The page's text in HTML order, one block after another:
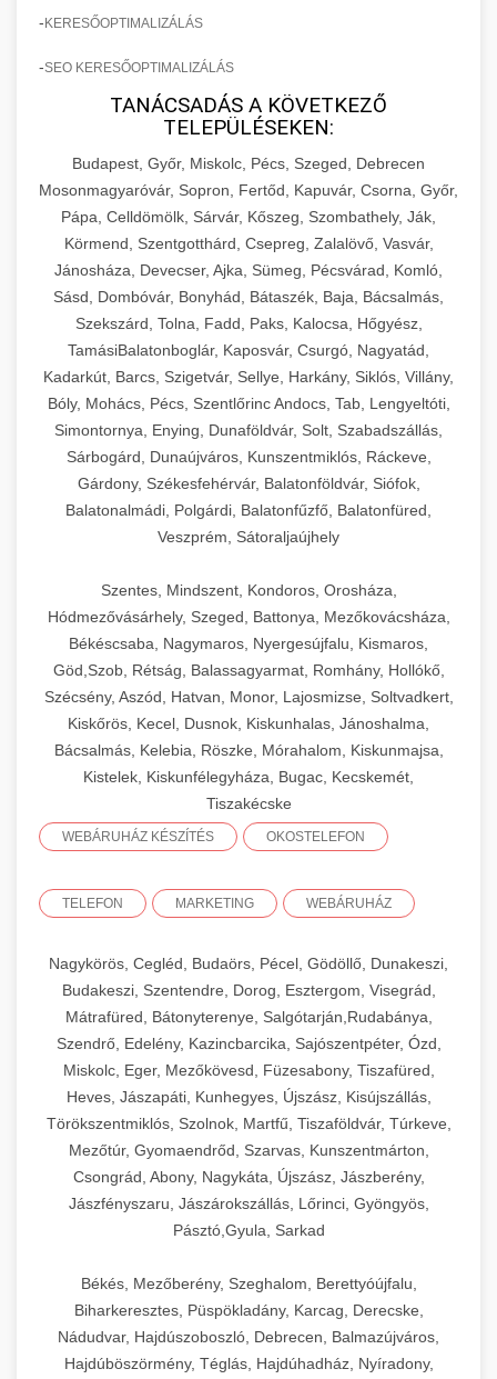
- KERESŐOPTIMALIZÁLÁS
-SEO KERESŐOPTIMALIZÁLÁS
TANÁCSADÁS A KÖVETKEZŐ
TELEPÜLÉSEKEN:
Budapest, Győr, Miskolc, Pécs, Szeged, Debrecen
Mosonmagyaróvár, Sopron, Fertőd, Kapuvár, Csorna, Győr,
Pápa, Celldömölk, Sárvár, Kőszeg, Szombathely, Ják,
Körmend, Szentgotthárd, Csepreg, Zalalövő, Vasvár,
Jánosháza, Devecser, Ajka, Sümeg, Pécsvárad, Komló,
Sásd, Dombóvár, Bonyhád, Bátaszék, Baja, Bácsalmás,
Szekszárd, Tolna, Fadd, Paks, Kalocsa, Hőgyész,
TamásiBalatonboglár, Kaposvár, Csurgó, Nagyatád,
Kadarkút, Barcs, Szigetvár, Sellye, Harkány, Siklós, Villány,
Bóly, Mohács, Pécs, Szentlőrinc Andocs, Tab, Lengyeltóti,
Simontornya, Enying, Dunaföldvár, Solt, Szabadszállás,
Sárbogárd, Dunaújváros, Kunszentmiklós, Ráckeve,
Gárdony, Székesfehérvár, Balatonföldvár, Siófok,
Balatonalmádi, Polgárdi, Balatonfűzfő, Balatonfüred,
Veszprém, Sátoraljaújhely
Szentes, Mindszent, Kondoros, Orosháza,
Hódmezővásárhely, Szeged, Battonya, Mezőkovácsháza,
Békéscsaba, Nagymaros, Nyergesújfalu, Kismaros,
Göd,Szob, Rétság, Balassagyarmat, Romhány, Hollókő,
Szécsény, Aszód, Hatvan, Monor, Lajosmizse, Soltvadkert,
Kiskőrös, Kecel, Dusnok, Kiskunhalas, Jánoshalma,
Bácsalmás, Kelebia, Röszke, Mórahalom, Kiskunmajsa,
Kistelek, Kiskunfélegyháza, Bugac, Kecskemét,
Tiszakécske
WEBÁRUHÁZ KÉSZÍTÉS OKOSTELEFON
TELEFON MARKETING WEBÁRUHÁZ
Nagykörös, Cegléd, Budaörs, Pécel, Gödöllő, Dunakeszi,
Budakeszi, Szentendre, Dorog, Esztergom, Visegrád,
Mátrafüred, Bátonyterenye, Salgótarján,Rudabánya,
Szendrő, Edelény, Kazincbarcika, Sajószentpéter, Ózd,
Miskolc, Eger, Mezőkövesd, Füzesabony, Tiszafüred,
Heves, Jászapáti, Kunhegyes, Újszász, Kisújszállás,
Törökszentmiklós, Szolnok, Martfű, Tiszaföldvár, Túrkeve,
Mezőtúr, Gyomaendrőd, Szarvas, Kunszentmárton,
Csongrád, Abony, Nagykáta, Újszász, Jászberény,
Jászfényszaru, Jászárokszállás, Lőrinci, Gyöngyös,
Pásztó,Gyula, Sarkad
Békés, Mezőberény, Szeghalom, Berettyóújfalu,
Biharkeresztes, Püspökladány, Karcag, Derecske,
Nádudvar, Hajdúszoboszló, Debrecen, Balmazújváros,
Hajdúböszörmény, Téglás, Hajdúhadház, Nyíradony,